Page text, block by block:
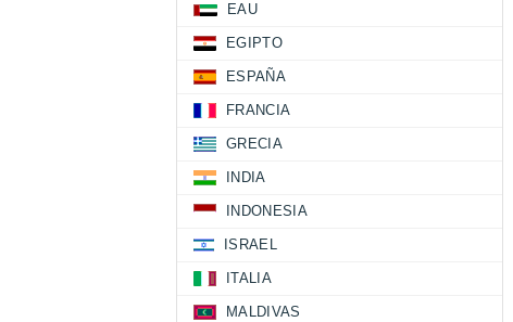
EAU
EGIPTO
ESPAÑA
FRANCIA
GRECIA
INDIA
INDONESIA
ISRAEL
ITALIA
MALDIVAS